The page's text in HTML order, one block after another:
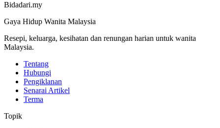
Bidadari.my
Gaya Hidup Wanita Malaysia
Resepi, keluarga, kesihatan dan renungan harian untuk wanita
Malaysia.
Tentang
Hubungi
Pengiklanan
Senarai Artikel
Terma
Topik